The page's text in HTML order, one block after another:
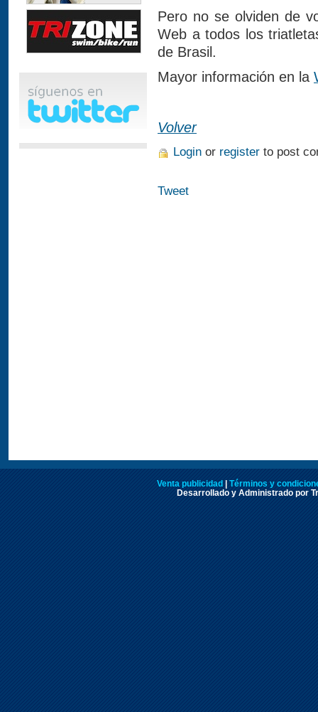
Pero no se olviden de
Web a todos los
de Brasil.
Mayor información en la
Volver
Login or register to post
Tweet
Venta publicidad | Términos y
Desarrollado y Administrado por